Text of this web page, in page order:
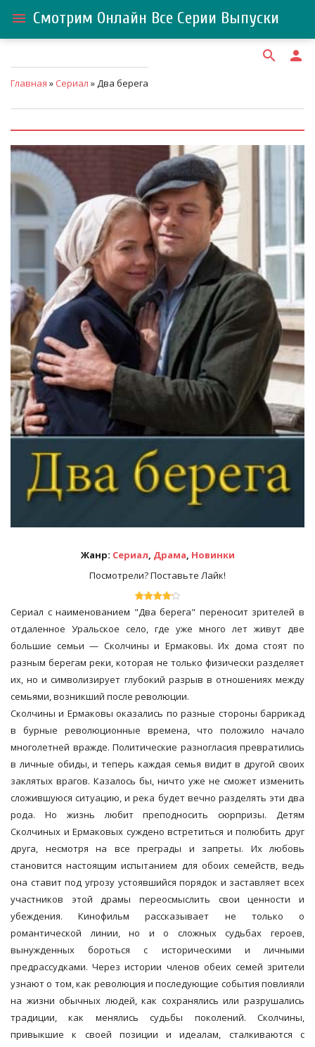
menu Смотрим Онлайн Все Серии Выпуски
search person
Главная » Сериал » Два берега
Жанр: Сериал, Драма, Новинки
Посмотрели? Поставьте Лайк!
Сериал с наименованием "Два берега" переносит зрителей в
отдаленное Уральское село, где уже много лет живут две
большие семьи — Сколчины и Ермаковы. Их дома стоят по
разным берегам реки, которая не только физически разделяет
их, но и символизирует глубокий разрыв в отношениях между
семьями, возникший после революции.
Сколчины и Ермаковы оказались по разные стороны баррикад
в бурные революционные времена, что положило начало
многолетней вражде. Политические разногласия превратились
в личные обиды, и теперь каждая семья видит в другой своих
заклятых врагов. Казалось бы, ничто уже не сможет изменить
сложившуюся ситуацию, и река будет вечно разделять эти два
рода. Но жизнь любит преподносить сюрпризы. Детям
Сколчиных и Ермаковых суждено встретиться и полюбить друг
друга, несмотря на все преграды и запреты. Их любовь
становится настоящим испытанием для обоих семейств, ведь
она ставит под угрозу устоявшийся порядок и заставляет всех
участников этой драмы переосмыслить свои ценности и
убеждения. Кинофильм рассказывает не только о
романтической линии, но и о сложных судьбах героев,
вынужденных бороться с историческими и личными
предрассудками. Через истории членов обеих семей зрители
узнают о том, как революция и последующие события повлияли
на жизни обычных людей, как сохранялись или разрушались
традиции, как менялись судьбы поколений. Сколчины,
привыкшие к своей позиции и идеалам, сталкиваются с